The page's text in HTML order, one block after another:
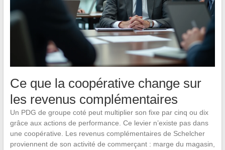
Ce que la coopérative change sur
les revenus complémentaires
Un PDG de groupe coté peut multiplier son fixe par cinq ou dix
grâce aux actions de performance. Ce levier n’existe pas dans
une coopérative. Les revenus complémentaires de Schelcher
proviennent de son activité de commerçant : marge du magasin,